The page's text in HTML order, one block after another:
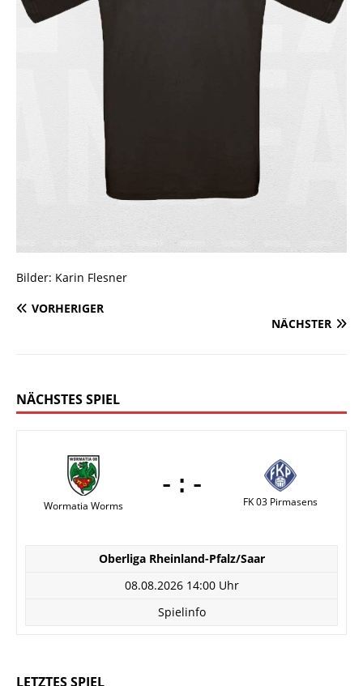
Bilder: Karin Flesner
VORHERIGER
NÄCHSTER
NÄCHSTES SPIEL
Wormatia Worms
-:-
FK 03 Pirmasens
Oberliga Rheinland-Pfalz/Saar
08.08.2026 14:00 Uhr
Spielinfo
LETZTES SPIEL